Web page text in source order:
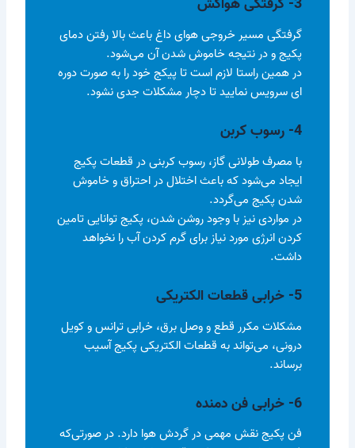
گرفتگی مسیر خروجی هوای داغ باعث بالا رفتن دمای
پکیج و در نتیجه خاموش شدن آن می‌شود.
در همین راستا لازم است تا پیکج خود را به صورت دوره
ای سرویس نمایید تا دچار مشکلات جدی نشود.
4- رسوب کربن
با مصرف طولانی گاز، رسوب کربنی در قطعات پکیج
ایجاد می‌شود که باعث اختلال در احتراق و خاموش
شدن پکیج می‌گردد.
در مواردی نیز با وجود روشن شدن، پکیج توانایی تامین
کردن انرژی مورد نیاز برای گرم کردن آب را نخواهد
داشت.
5- خرابی قطعات الکتریکی
مشکلات مکرر قطع و وصل برق، خرابی ترانس و کویل
درونی، می‌تواند به قطعات الکتریکی پکیج آسیب
برساند.
6- خرابی فن دمنده
فن پکیج نقش مهمی در گردش هوا دارد. در صورتی‌که